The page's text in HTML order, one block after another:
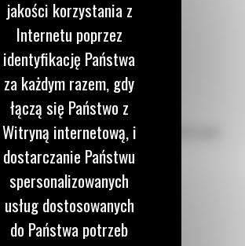
EXPRESOWA DOSTAWA
dniu dla zamówień złożonych do godziny 14, dla części
na magazynie w Komornikach.
jakości korzystania z
Internetu poprzez
identyfikację Państwa
za każdym razem, gdy
łączą się Państwo z
Witryną internetową, i
dostarczanie Państwu
spersonalizowanych
usług dostosowanych
do Państwa potrzeb